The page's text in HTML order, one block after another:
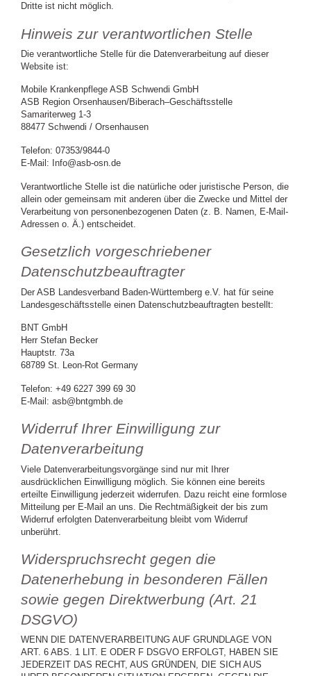
Dritte ist nicht möglich.
Hinweis zur verantwortlichen Stelle
Die verantwortliche Stelle für die Datenverarbeitung auf dieser
Website ist:
Mobile Krankenpflege ASB Schwendi GmbH
ASB Region Orsenhausen/Biberach–Geschäftsstelle
Samariterweg 1-3
88477 Schwendi / Orsenhausen
Telefon: 07353/9844-0
E-Mail: Info@asb-osn.de
Verantwortliche Stelle ist die natürliche oder juristische Person, die
allein oder gemeinsam mit anderen über die Zwecke und Mittel der
Verarbeitung von personenbezogenen Daten (z. B. Namen, E-Mail-
Adressen o. Ä.) entscheidet.
Gesetzlich vorgeschriebener
Datenschutzbeauftragter
Der ASB Landesverband Baden-Württemberg e.V. hat für seine
Landesgeschäftsstelle einen Datenschutzbeauftragten bestellt:
BNT GmbH
Herr Stefan Becker
Hauptstr. 73a
68789 St. Leon-Rot Germany
Telefon: +49 6227 399 69 30
E-Mail: asb@bntgmbh.de
Widerruf Ihrer Einwilligung zur
Datenverarbeitung
Viele Datenverarbeitungsvorgänge sind nur mit Ihrer
ausdrücklichen Einwilligung möglich. Sie können eine bereits
erteilte Einwilligung jederzeit widerrufen. Dazu reicht eine formlose
Mitteilung per E-Mail an uns. Die Rechtmäßigkeit der bis zum
Widerruf erfolgten Datenverarbeitung bleibt vom Widerruf
unberührt.
Widerspruchsrecht gegen die
Datenerhebung in besonderen Fällen
sowie gegen Direktwerbung (Art. 21
DSGVO)
WENN DIE DATENVERARBEITUNG AUF GRUNDLAGE VON
ART. 6 ABS. 1 LIT. E ODER F DSGVO ERFOLGT, HABEN SIE
JEDERZEIT DAS RECHT, AUS GRÜNDEN, DIE SICH AUS